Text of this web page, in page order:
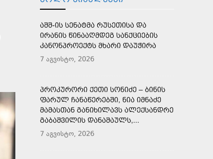
ᲐᲨᲨ-ᲘᲡ ᲡᲔᲜᲐᲢᲛᲐ ᲠᲣᲡᲔᲗᲘᲡᲐ ᲓᲐ
ᲘᲠᲐᲜᲘᲡ ᲬᲘᲜᲐᲐᲦᲛᲓᲔᲒ ᲡᲐᲜᲥᲪᲘᲔᲑᲘᲡ
ᲙᲐᲜᲝᲜᲞᲠᲝᲔᲥᲢᲡ ᲛᲮᲐᲠᲘ ᲓᲐᲣᲭᲘᲠᲐ
7 აგვისტო, 2026
ᲞᲠᲝᲙᲣᲠᲝᲠᲘ ᲥᲔᲗᲘ ᲡᲝᲜᲘᲫᲔ – ᲑᲘᲜᲘᲡ
ᲤᲐᲠᲣᲚ ᲩᲐᲜᲐᲬᲔᲠᲔᲑᲨᲘ, ᲜᲘᲐ ᲘᲛᲜᲐᲫᲔ
ᲛᲐᲛᲐᲡᲗᲐᲜ ᲒᲐᲜᲘᲮᲘᲚᲐᲕᲡ ᲐᲚᲔᲥᲡᲐᲜᲓᲠᲔ
ᲒᲐᲑᲐᲨᲕᲘᲚᲘᲡ ᲓᲐᲜᲐᲨᲐᲣᲚᲡ,...
7 აგვისტო, 2026